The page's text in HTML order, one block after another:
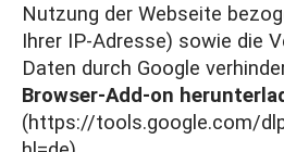
Nutzung der Webseite
Ihrer IP-Adresse) sowie die
Daten durch Google
Browser-Add-on
(https://tools.google.com/